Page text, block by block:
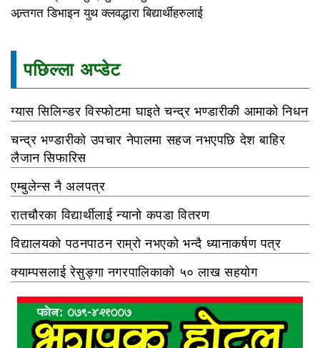
अन्र्तगत डिभाइन युथ क्लवद्धारा बिद्यार्थीहरुलाई
पछिल्ला अप्डेट
ग्यास सिलिन्डर विस्फोटमा घाइते चन्द्र भण्डारीकी आमाको निधन
चन्द्र भण्डारीको उपचार नेपालमा सहज नभएपछि देश बाहिर
लैजान सिफारिस
एम्बुलेन्स नै अलपत्र
रातचौरका विद्यार्थीलाई न्यानो कपडा वितरण
विद्यालयको पठनपाठन राम्रो नभएको भन्दै ध्यानाकर्षण पत्र
क्याम्पसलाई रेसुङ्गा नगरपालिकाको ५० लाख सहयोग